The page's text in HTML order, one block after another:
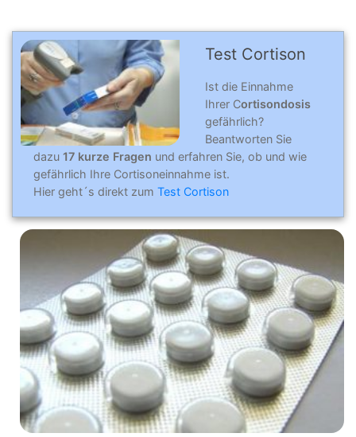
Test Cortison
Ist die Einnahme
Ihrer Cortisondosis
gefährlich?
Beantworten Sie
dazu 17 kurze Fragen und erfahren Sie, ob und wie
gefährlich Ihre Cortisoneinnahme ist.
Hier geht´s direkt zum Test Cortison